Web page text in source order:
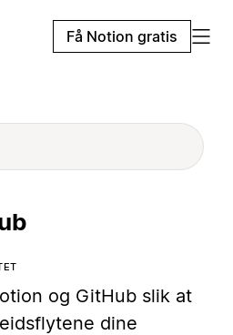
Få Notion gratis
og GitHub slik at
dine